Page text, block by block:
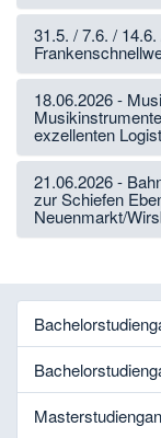
31.5. / 7.6. /
18.06.2026 -
exzellenten
21.06.2026 -
zur Schiefen
Neuenmarkt/